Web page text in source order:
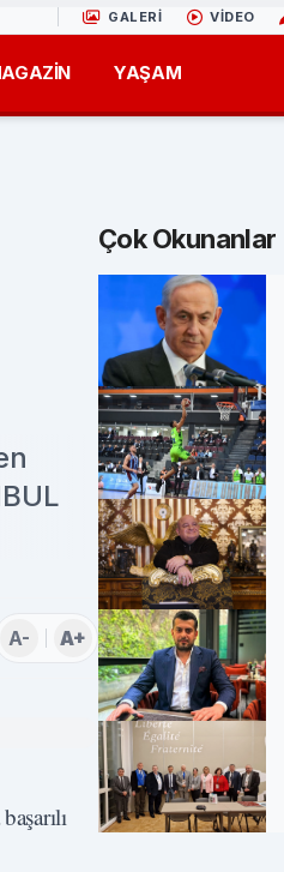
GALERİ VİDEO
YAŞAM
A- A+
Çok Okunanlar